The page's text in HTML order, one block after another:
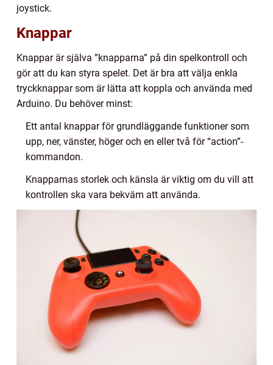
joystick.
Knappar
Knappar är själva ”knapparna” på din spelkontroll och
gör att du kan styra spelet. Det är bra att välja enkla
tryckknappar som är lätta att koppla och använda med
Arduino. Du behöver minst:
Ett antal knappar för grundläggande funktioner som
upp, ner, vänster, höger och en eller två för “action”-
kommandon.
Knapparnas storlek och känsla är viktig om du vill att
kontrollen ska vara bekväm att använda.